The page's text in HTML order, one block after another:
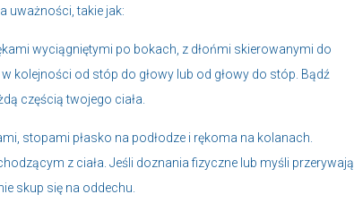
uważności, takie jak:
wyciągniętymi po bokach, z dłońmi skierowanymi do
kolejności od stóp do głowy lub od głowy do stóp. Bądź
częścią twojego ciała.
stopami płasko na podłodze i rękoma na kolanach.
z ciała. Jeśli doznania fizyczne lub myśli przerywają
skup się na oddechu.